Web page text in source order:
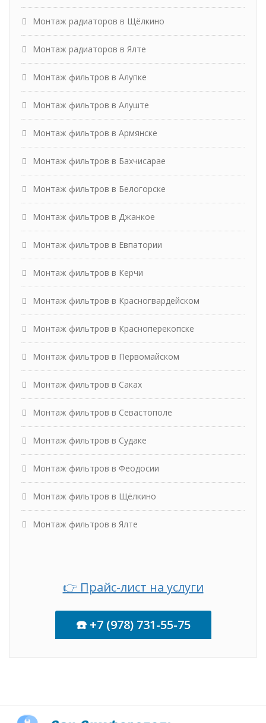
Монтаж радиаторов в Щёлкино
Монтаж радиаторов в Ялте
Монтаж фильтров в Алупке
Монтаж фильтров в Алуште
Монтаж фильтров в Армянске
Монтаж фильтров в Бахчисарае
Монтаж фильтров в Белогорске
Монтаж фильтров в Джанкое
Монтаж фильтров в Евпатории
Монтаж фильтров в Керчи
Монтаж фильтров в Красногвардейском
Монтаж фильтров в Красноперекопске
Монтаж фильтров в Первомайском
Монтаж фильтров в Саках
Монтаж фильтров в Севастополе
Монтаж фильтров в Судаке
Монтаж фильтров в Феодосии
Монтаж фильтров в Щёлкино
Монтаж фильтров в Ялте
👉 Прайс-лист на услуги
☎️ +7 (978) 731-55-75